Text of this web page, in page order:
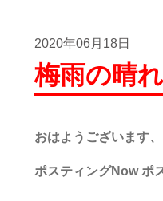
2020年06月18日
梅雨の晴
おはようございます、
ポスティングNow ポ